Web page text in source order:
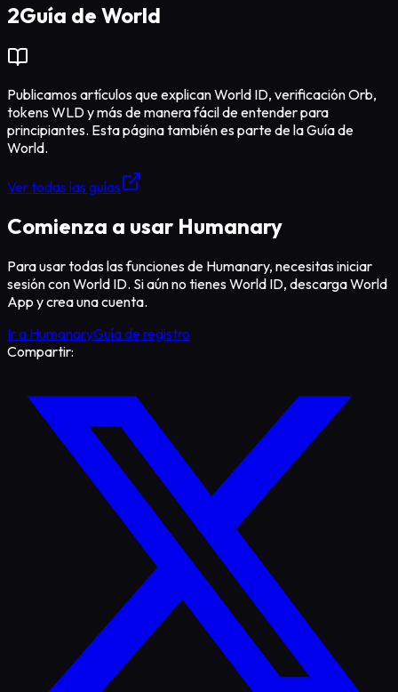
2Guía de World
Publicamos artículos que explican World ID, verificación Orb,
tokens WLD y más de manera fácil de entender para
principiantes. Esta página también es parte de la Guía de
World.
Ver todas las guías
Comienza a usar Humanary
Para usar todas las funciones de Humanary, necesitas iniciar
sesión con World ID. Si aún no tienes World ID, descarga World
App y crea una cuenta.
Ir a HumanaryGuía de registro
Compartir: